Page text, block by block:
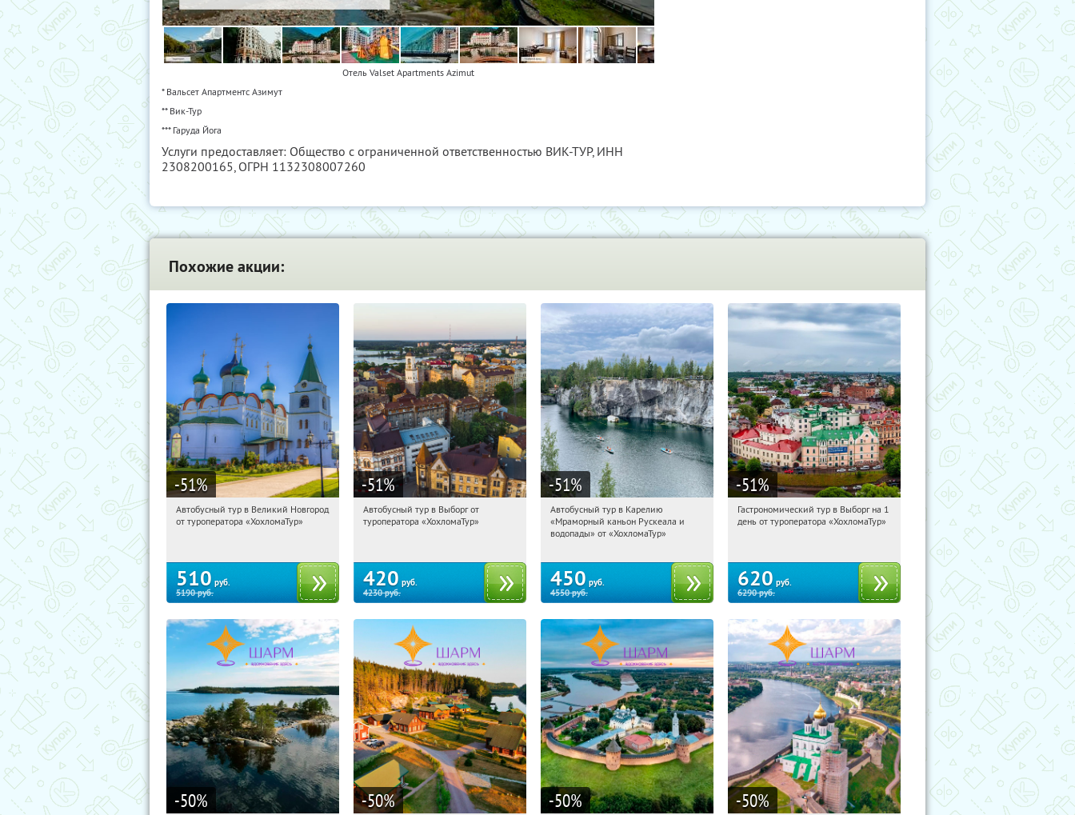
Отель Valset Apartments Azimut
* Вальсет Апартментс Азимут
** Вик-Тур
*** Гаруда Йога
Услуги предоставляет: Общество с ограниченной ответственностью ВИК-ТУР, ИНН
2308200165, ОГРН 1132308007260
Похожие акции:
-51%
19:24:39 Купили:2
Автобусный тур в Великий Новгород
от туроператора «ХохломаТур»
510 руб.
5190руб.
-51%
19:24:39 Купили:
Автобусный тур в Выборг от
туроператора «ХохломаТур»
420 руб.
4230руб.
-51%
19:24:39 Купили:
Сенная площадь
Автобусный тур в Карелию
«Мраморный каньон Рускеала и
водопады» от «ХохломаТур»
450 руб.
4550руб.
-51%
19:24:39 Купили:5
Гастрономический тур в Выборг на 1
день от туроператора «ХохломаТур»
620 руб.
6290руб.
-50% -50% -50% -50%